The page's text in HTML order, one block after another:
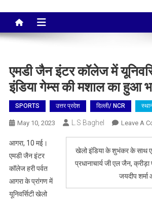
एमडी जैन इंटर कॉलेज में
इंडिया गेम्स की मशाल का हुआ
SPORTS उत्तर प्रदेश दिल्ली/ NCR
May 10, 2023 L.S Baghel Leave A
खेलो इंडिया के शुभंकर के साथ
प्रधानाचार्य जी एल जैन, क्रीड़ा
जयदीप शर्मा
आगरा, 10 मई।
एमडी जैन इंटर
कॉलेज हरी पर्वत
आगरा के प्रांगण में
यूनिवर्सिटी खेलो